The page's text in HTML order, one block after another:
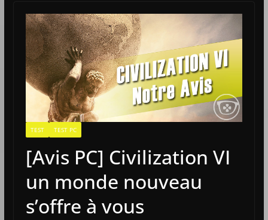
TEST TEST PC
[Avis PC] Civilization VI
un monde nouveau
s’offre à vous